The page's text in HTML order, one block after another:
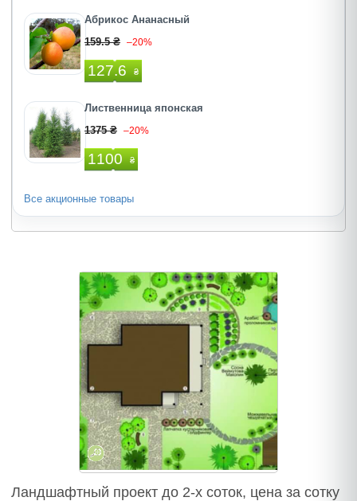
Абрикос Ананасный
159.5 ₴ –20%
127.6 ₴
Лиственница японская
1375 ₴ –20%
1100 ₴
Все акционные товары
Ландшафтный проект до 2-х соток, цена за сотку